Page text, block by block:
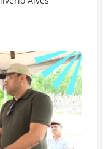
Alves